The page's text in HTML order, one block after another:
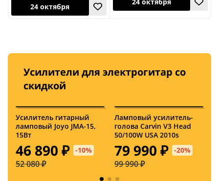
Усилители для электрогитар со
скидкой
Усилитель гитарный
ламповый Joyo JMA-15,
15Вт
46 890 ₽ -10%
52 080 ₽
Ламповый усилитель-
голова Carvin V3 Head
50/100W USA 2010s
79 990 ₽ -20%
99 990 ₽